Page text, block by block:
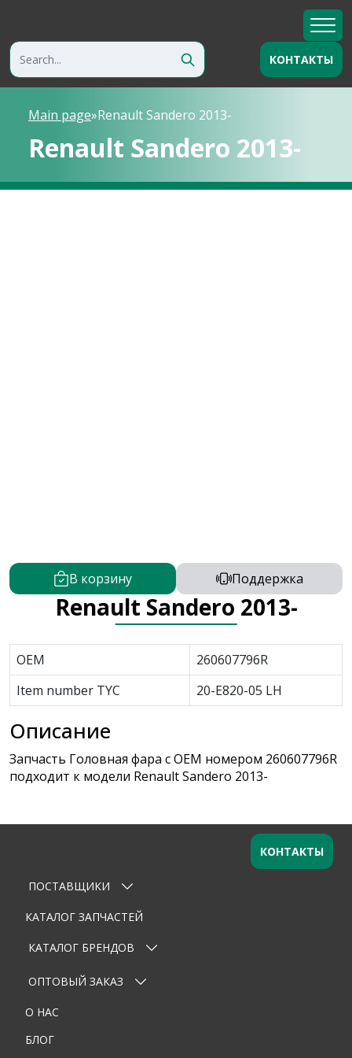
КОНТАКТЫ
Main page»Renault Sandero 2013-
Renault Sandero 2013-
В корзину Поддержка
Renault Sandero 2013-
OEM
260607796R
Item number TYC
20-E820-05 LH
Описание
Запчасть Головная фара с OEM номером 260607796R
подходит к модели Renault Sandero 2013-
Оставьте заявку
Ваше имя
Email
Телефон
ПОСТАВЩИКИ
КАТАЛОГ ЗАПЧАСТЕЙ
КАТАЛОГ БРЕНДОВ
ОПТОВЫЙ ЗАКАЗ
О НАС
БЛОГ
КОНТАКТЫ